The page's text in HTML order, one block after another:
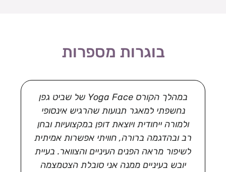
בוגרות מספרות
במהלך הקורס Yoga Face של שביט גפן
נחשפתי למאגר תנועות שהרגיש אינסופי
ולמורה ייחודית ויוצאת דופן במקצועיות ובחן
רב ובהדגמה ברורה, חוויתי אפשרות אמיתית
לשיפור מראה הפנים העיניים והצוואר. בעיית
יובש בעיניים ממנה אני סובלת הצטמצמה